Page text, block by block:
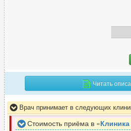
Читать
Врач принимает в следующих
Стоимость приёма в «